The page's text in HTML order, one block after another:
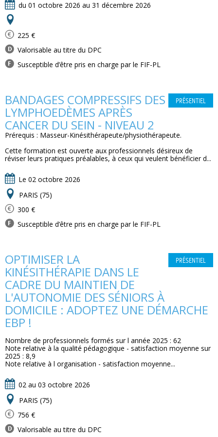
du 01 octobre 2026 au 31 décembre 2026
225 €
Valorisable au titre du DPC
Susceptible d’être pris en charge par le FIF-PL
PRÉSENTIEL
BANDAGES COMPRESSIFS DES
LYMPHOEDÈMES APRÈS
CANCER DU SEIN - NIVEAU 2
Prérequis : Masseur-Kinésithérapeute/physiothérapeute.
Cette formation est ouverte aux professionnels désireux de
réviser leurs pratiques préalables, à ceux qui veulent bénéficier d...
Le 02 octobre 2026
PARIS (75)
300 €
Susceptible d’être pris en charge par le FIF-PL
PRÉSENTIEL
OPTIMISER LA
KINÉSITHÉRAPIE DANS LE
CADRE DU MAINTIEN DE
L'AUTONOMIE DES SÉNIORS À
DOMICILE : ADOPTEZ UNE DÉMARCHE
EBP !
Nombre de professionnels formés sur l année 2025 : 62
Note relative à la qualité pédagogique - satisfaction moyenne sur
2025 : 8,9
Note relative à l organisation - satisfaction moyenne...
02 au 03 octobre 2026
PARIS (75)
756 €
Valorisable au titre du DPC